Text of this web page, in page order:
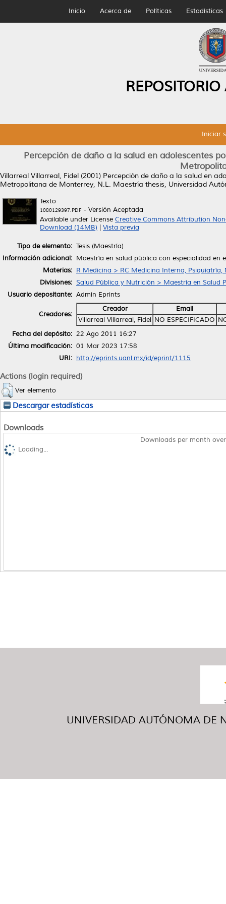
Inicio Acerca de Políticas Estadísticas
Iniciar
Percepción de daño a la salud en adolescentes
Villarreal Villarreal, Fidel (2001) Percepción de daño a la salud en
Metropolitana de Monterrey, N.L. Maestría thesis, Universidad
Texto
1080129397.PDF - Versión Aceptada
Available under License Creative Commons Attribution
Download (14MB)
Vista previa
Tipo de elemento: Tesis (Maestría)
Información adicional: Maestría en salud pública con especialidad en
Materias: R Medicina > RC Medicina Interna, Psiquiatría,
Divisiones: Salud Pública y Nutrición > Maestría en Salud
Usuario depositante: Admin Eprints
Creadores:
Creador
Email
Villarreal Villarreal, Fidel NO ESPECIFICADO
Fecha del depósito: 22 Ago 2011 16:27
Última modificación: 01 Mar 2023 17:58
URI: http://eprints.uanl.mx/id/eprint/1115
Actions (login required)
Ver elemento
Descargar estadísticas
Downloads
Downloads per month
Loading...
UNIVERSIDAD AUTÓNOMA DE